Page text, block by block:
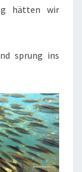
hätten wir
sprung ins